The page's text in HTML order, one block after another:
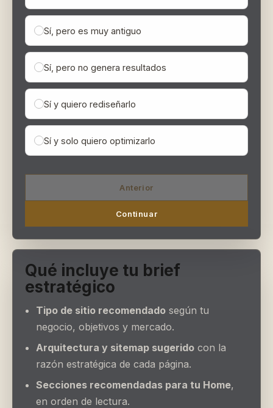
Sí, pero es muy antiguo
Sí, pero no genera resultados
Sí y quiero rediseñarlo
Sí y solo quiero optimizarlo
Anterior
Continuar
Qué incluye tu brief
estratégico
Tipo de sitio recomendado según tu
negocio, objetivos y mercado.
Arquitectura y sitemap sugerido con la
razón estratégica de cada página.
Secciones recomendadas para tu Home,
en orden de lectura.